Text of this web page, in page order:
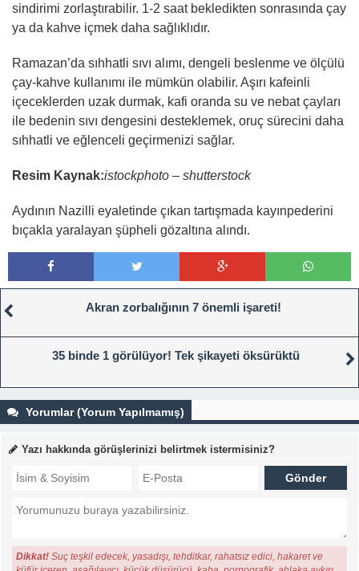
sindirimi zorlaştırabilir. 1-2 saat bekledikten sonrasında çay
ya da kahve içmek daha sağlıklıdır.
Ramazan’da sıhhatli sıvı alımı, dengeli beslenme ve ölçülü
çay-kahve kullanımı ile mümkün olabilir. Aşırı kafeinli
içeceklerden uzak durmak, kafi oranda su ve nebat çayları
ile bedenin sıvı dengesini desteklemek, oruç sürecini daha
sıhhatli ve eğlenceli geçirmenizi sağlar.
Resim Kaynak:istockphoto – shutterstock
Aydının Nazilli eyaletinde çıkan tartışmada kayınpederini
bıçakla yaralayan şüpheli gözaltına alındı.
Akran zorbalığının 7 önemli işareti!
35 binde 1 görülüyor! Tek şikayeti öksürüktü
Yorumlar (Yorum Yapılmamış)
Yazı hakkında görüşlerinizi belirtmek istermisiniz?
Dikkat! Suç teşkil edecek, yasadışı, tehditkar, rahatsız edici, hakaret ve